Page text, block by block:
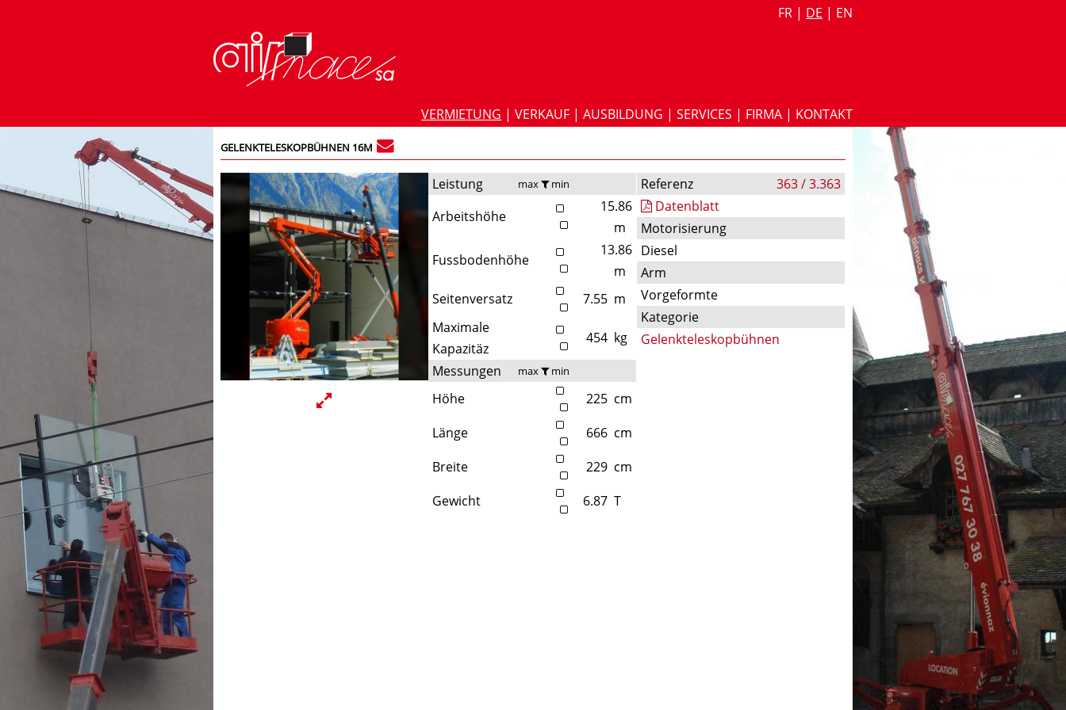
FR | DE | EN
VERMIETUNG |VERKAUF |AUSBILDUNG |SERVICES | FIRMA | KONTAKT
GELENKTELESKOPBÜHNEN 16M
Leistung max min
Arbeitshöhe
15.86
m
Fussbodenhöhe
13.86
m
Seitenversatz
7.55 m
Maximale
Kapazitäz
454 kg
Messungen
max min
Höhe 225 cm
Länge
666 cm
Breite
229 cm
Gewicht
6.87 T
Referenz
363 / 3.363
Datenblatt
Motorisierung
Diesel
Arm
Vorgeformte
Kategorie
Gelenkteleskopbühnen